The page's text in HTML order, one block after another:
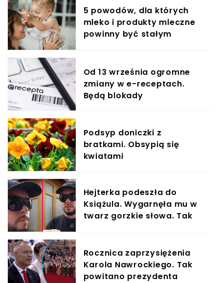
5 powodów, dla których
mleko i produkty mleczne
powinny być stałym
Od 13 września ogromne
zmiany w e-receptach.
Będą blokady
Podsyp doniczki z
bratkami. Obsypią się
kwiatami
Hejterka podeszła do
Książula. Wygarnęła mu w
twarz gorzkie słowa. Tak
Rocznica zaprzysiężenia
Karola Nawrockiego. Tak
powitano prezydenta